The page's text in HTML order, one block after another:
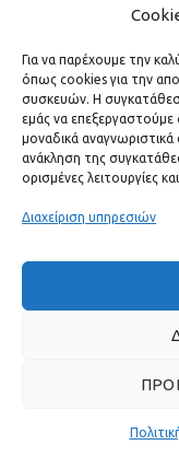
Για να παρέχουμε την
όπως cookies για την
συσκευών. Η
εμάς να
μοναδικά
ανάκληση της
ορισμένες λειτουργίες
Διαχείριση υπηρεσιών
ΓΡΉΓΟΡΟ ΜΕΝΟΎ
2022